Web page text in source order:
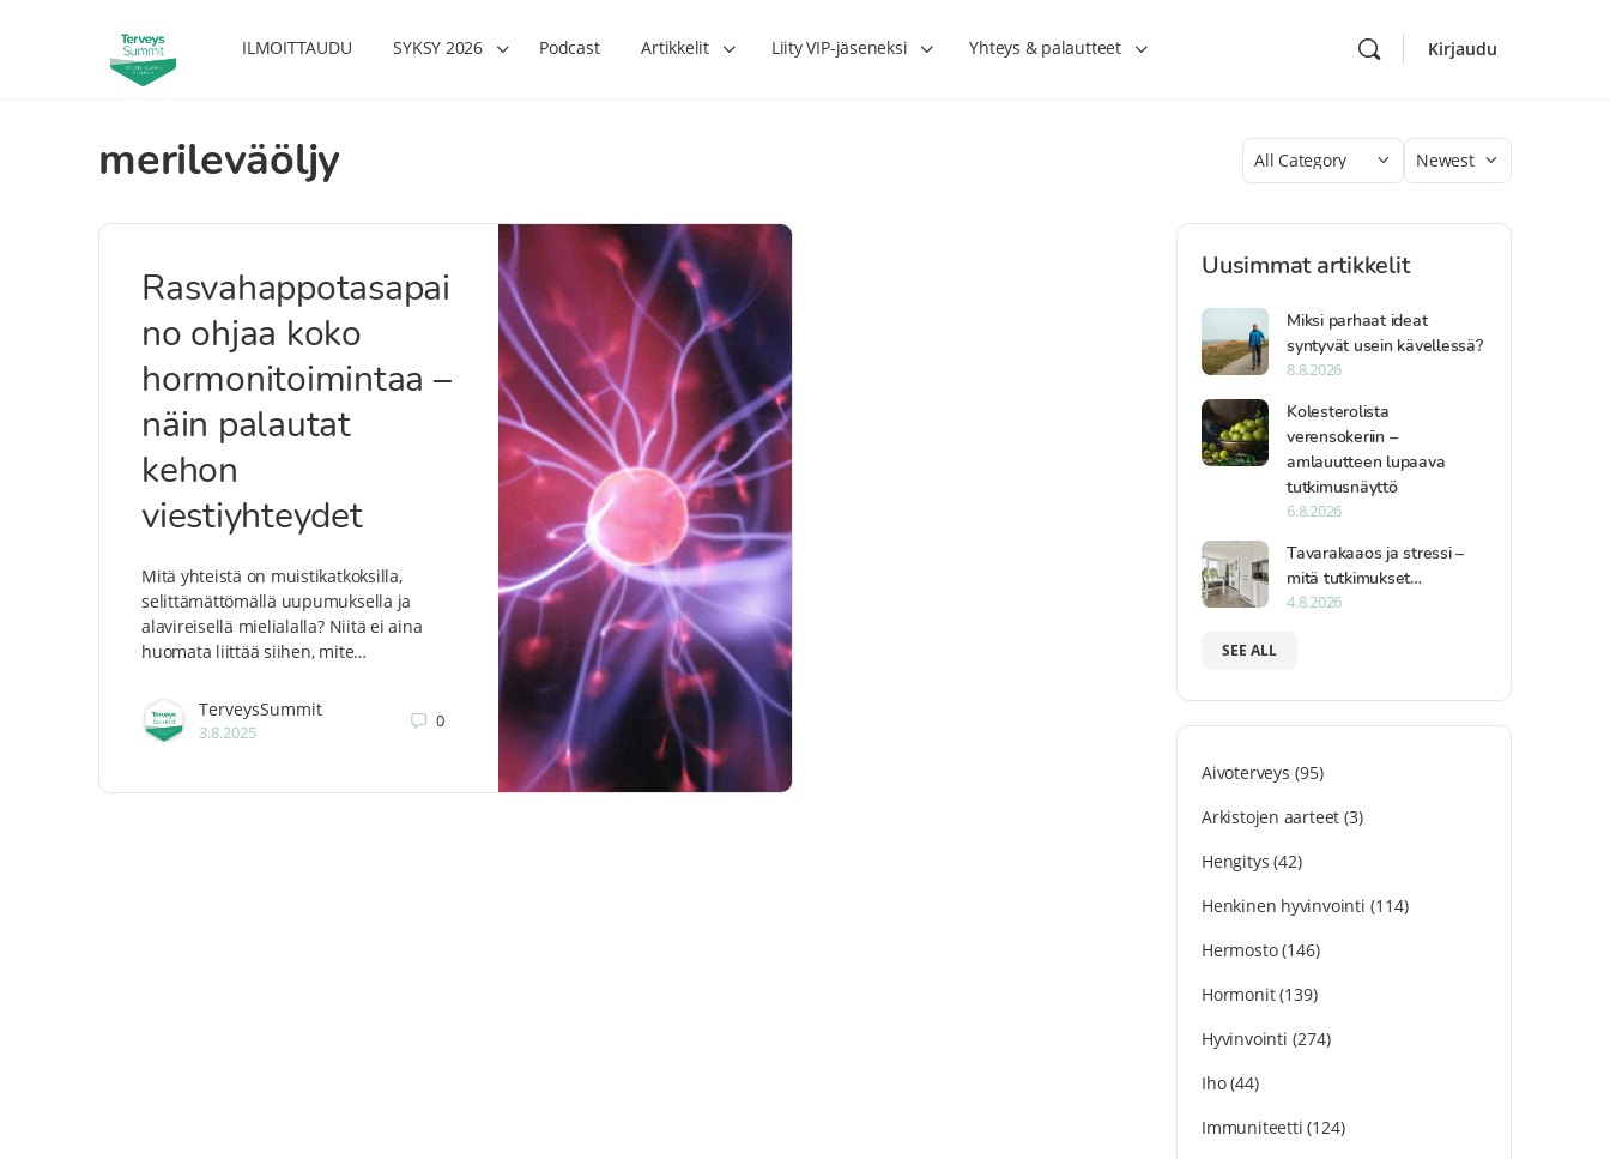
ILMOITTAUDU SYKSY 2026 Podcast Artikkelit Liity VIP-jäseneksi Yhteys & palautteet Kirjaudu
merileväöljy Category
Sort
Rasvahappotasapai
no ohjaa koko
hormonitoimintaa –
näin palautat
kehon
viestiyhteydet
Mitä yhteistä on muistikatkoksilla,
selittämättömällä uupumuksella ja
alavireisellä mielialalla? Niitä ei aina
huomata liittää siihen, mite…
TerveysSummit
3.8.2025
0
Uusimmat artikkelit
Miksi parhaat ideat
syntyvät usein kävellessä?
8.8.2026
Kolesterolista
verensokeriin –
amlauutteen lupaava
tutkimusnäyttö
6.8.2026
Tavarakaaos ja stressi –
mitä tutkimukset…
4.8.2026
SEE ALL
Aivoterveys (95)
Arkistojen aarteet (3)
Hengitys (42)
Henkinen hyvinvointi (114)
Hermosto(146)
Hormonit(139)
Hyvinvointi (274)
Iho(44)
Immuniteetti (124)